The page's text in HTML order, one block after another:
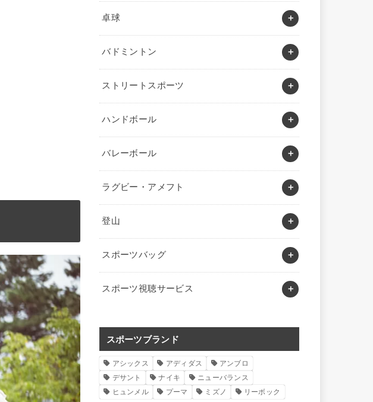
卓球
バドミントン
ストリートスポーツ
ハンドボール
バレーボール
ラグビー・アメフト
登山
スポーツバッグ
スポーツ視聴サービス
スポーツブランド
アシックス アディダス
アンブロ
デサント
ナイキ
ニューバランス
ヒュンメル
プーマ ミズノ リーボック